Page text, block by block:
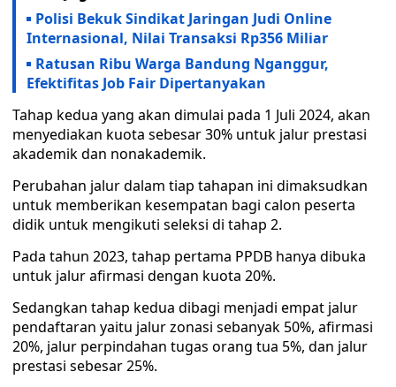
Polisi Bekuk Sindikat Jaringan Judi Online
Internasional, Nilai Transaksi Rp356 Miliar
Ratusan Ribu Warga Bandung Nganggur,
Efektifitas Job Fair Dipertanyakan
Tahap kedua yang akan dimulai pada 1 Juli 2024, akan
menyediakan kuota sebesar 30% untuk jalur prestasi
akademik dan nonakademik.
Perubahan jalur dalam tiap tahapan ini dimaksudkan
untuk memberikan kesempatan bagi calon peserta
didik untuk mengikuti seleksi di tahap 2.
Pada tahun 2023, tahap pertama PPDB hanya dibuka
untuk jalur afirmasi dengan kuota 20%.
Sedangkan tahap kedua dibagi menjadi empat jalur
pendaftaran yaitu jalur zonasi sebanyak 50%, afirmasi
20%, jalur perpindahan tugas orang tua 5%, dan jalur
prestasi sebesar 25%.